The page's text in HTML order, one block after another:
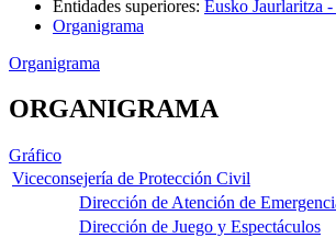
Entidades superiores: Eusko Jaurlaritza
Organigrama
Organigrama
ORGANIGRAMA
Gráfico
Viceconsejería de Protección Civil
Dirección de Atención de
Dirección de Juego y Espectáculos